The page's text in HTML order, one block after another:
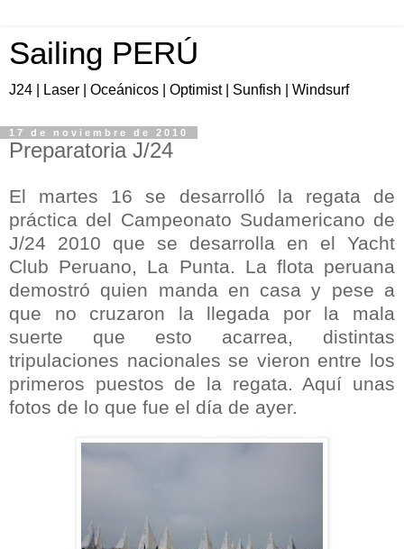
Sailing PERÚ
J24 | Laser | Oceánicos | Optimist | Sunfish | Windsurf
17 de noviembre de 2010
Preparatoria J/24
El martes 16 se desarrolló la regata de
práctica del Campeonato Sudamericano de
J/24 2010 que se desarrolla en el Yacht
Club Peruano, La Punta. La flota peruana
demostró quien manda en casa y pese a
que no cruzaron la llegada por la mala
suerte que esto acarrea, distintas
tripulaciones nacionales se vieron entre los
primeros puestos de la regata. Aquí unas
fotos de lo que fue el día de ayer.